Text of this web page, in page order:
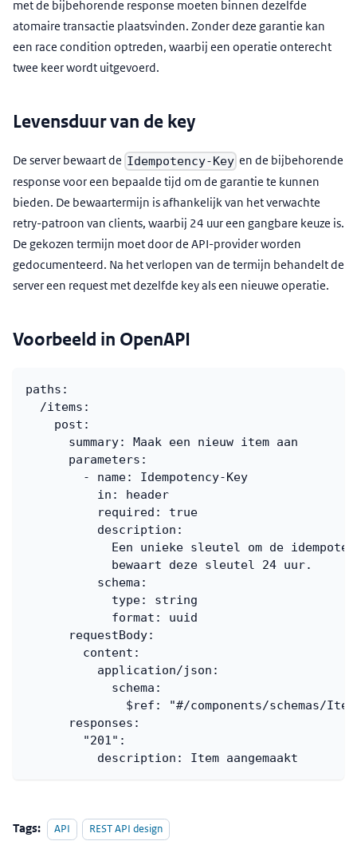
met de bijbehorende response moeten binnen dezelfde
atomaire transactie plaatsvinden. Zonder deze garantie kan
een race condition optreden, waarbij een operatie onterecht
twee keer wordt uitgevoerd.
Levensduur van de key
De server bewaart de Idempotency-Key en de bijbehorende
response voor een bepaalde tijd om de garantie te kunnen
bieden. De bewaartermijn is afhankelijk van het verwachte
retry-patroon van clients, waarbij 24 uur een gangbare keuze is.
De gekozen termijn moet door de API-provider worden
gedocumenteerd. Na het verlopen van de termijn behandelt de
server een request met dezelfde key als een nieuwe operatie.
Voorbeeld in OpenAPI
paths :
/items :
post :
summary:
Maak een nieuw item aan
parameters :
-
name: Idempotency-Key
in :
header
required :
true
description :
Een unieke sleutel om de
            bewaart deze sleutel 24 uur.
schema :
type:
string
format :
uuid
requestBody:
content :
application/json :
schema :
$ref :
"#/components/schemas/
responses :
"201" :
description : Item aangemaakt
Tags: API REST API design